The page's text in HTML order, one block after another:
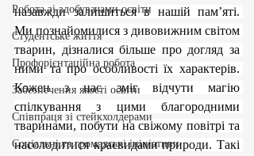
Робота зі здобувачами освіти
Студентське життя
Профорієнтаційна робота
Забезпечення якості освіти
Співпраця зі стейкхолдерами
Соціальні та громадські ініціативи
назавжди залишиться в нашій пам’яті.
Ми познайомилися з дивовижним світом
тварин, дізналися більше про догляд за
ними та про особливості їх характерів.
Кожен з нас зміг відчути магію
спілкування з цими благородними
тваринами, побути на свіжому повітрі та
насолодитися краєвидами природи. Такі